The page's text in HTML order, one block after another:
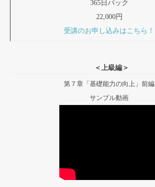
365日パック
22,000円
受講のお申し込みはこちら！
＜上級編＞
第７章「基礎能力の向上」前編
サンプル動画